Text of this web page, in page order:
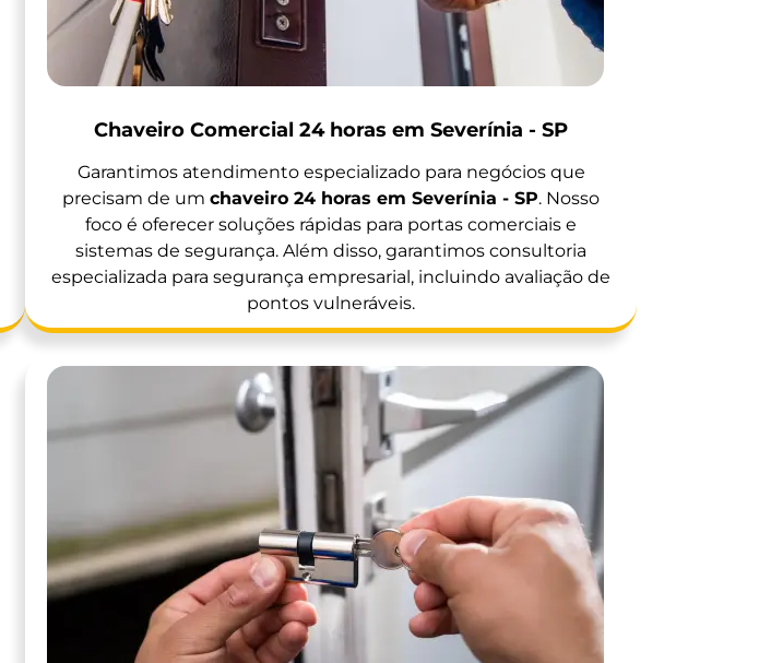
Chaveiro Comercial 24 horas em Severínia - SP
Garantimos atendimento especializado para negócios que
precisam de um chaveiro 24 horas em Severínia - SP. Nosso
foco é oferecer soluções rápidas para portas comerciais e
sistemas de segurança. Além disso, garantimos consultoria
especializada para segurança empresarial, incluindo avaliação de
pontos vulneráveis.